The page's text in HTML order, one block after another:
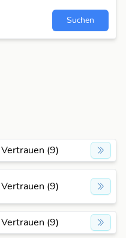
Suchen
Vertrauen (9)
Vertrauen (9)
Vertrauen (9)